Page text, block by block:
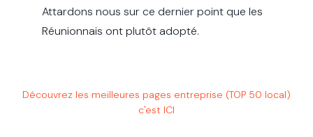
Attardons nous sur ce dernier point que les
Réunionnais ont plutôt adopté.
Découvrez les meilleures pages entreprise (TOP 50 local)
c'est ICI